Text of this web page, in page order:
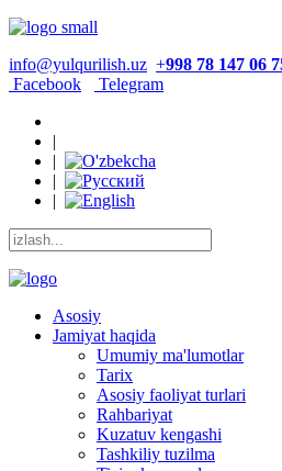
info@yulqurilish.uz +998 78 147 06
Facebook
Telegram
|
|
|
|
Asosiy
Jamiyat haqida
Umumiy ma'lumotlar
Tarix
Asosiy faoliyat turlari
Rahbariyat
Kuzatuv kengashi
Tashkiliy tuzilma